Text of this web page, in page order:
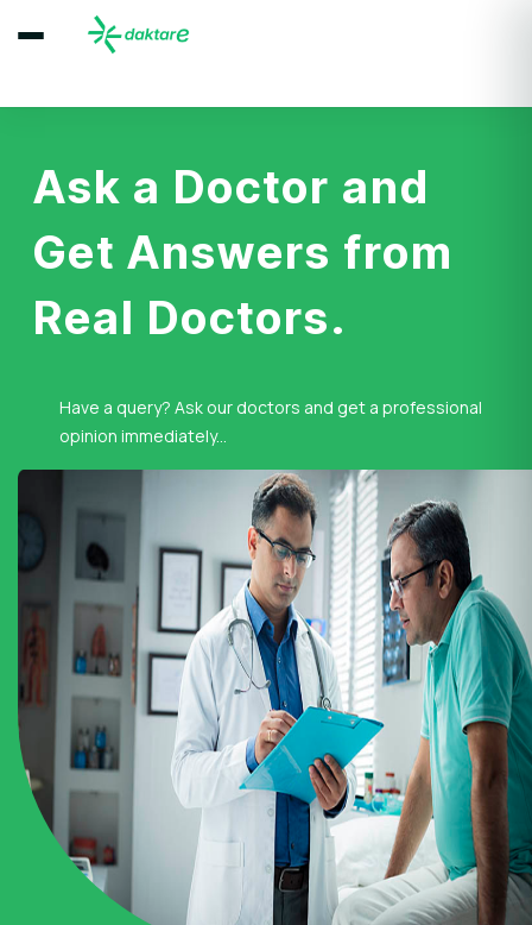
Ask a Doctor and
Get Answers from
Real Doctors.
Have a query? Ask our doctors and get a professional
opinion immediately...